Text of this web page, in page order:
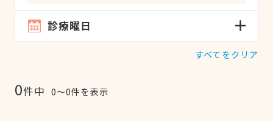
診療曜日
すべてをクリア
0件中 0〜0件を表示